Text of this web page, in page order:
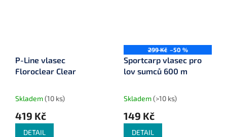
P-Line vlasec
Floroclear Clear
Skladem(10 ks)
419 Kč
DETAIL
299 Kč –50 %
Sportcarp vlasec pro
lov sumců 600 m
Skladem(>10 ks)
149 Kč
DETAIL